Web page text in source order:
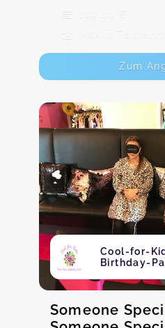
109,00 €
Max. 2
Zum
Cool-for-
Birthday-
Someone